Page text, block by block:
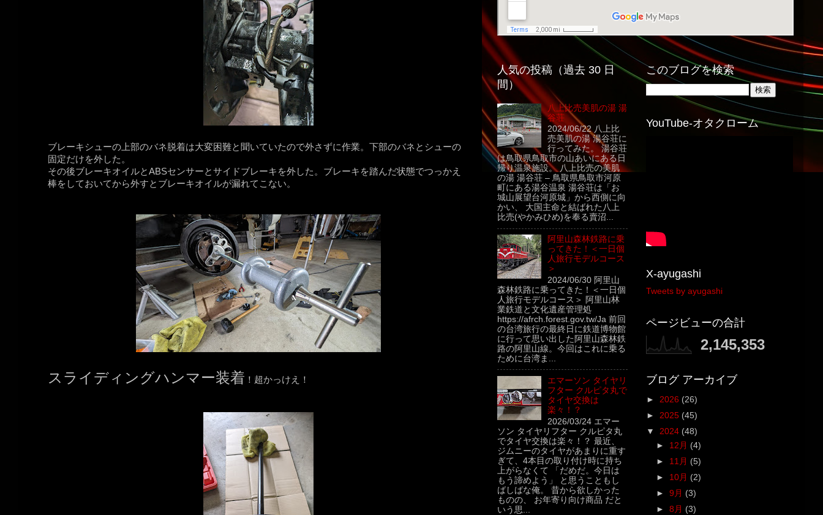
ブレーキシューの上部のバネ脱着は大変困難と聞いていたので外さずに作業。下部のバネとシューの
固定だけを外した。
その後ブレーキオイルとABSセンサーとサイドブレーキを外した。ブレーキを踏んだ状態でつっかえ
棒をしておいてから外すとブレーキオイルが漏れてこない。
スライディングハンマー装着 ！超かっけえ！
人気の投稿（過去 30 日
間）
八上比売美肌の湯 湯
谷荘
2024/06/22 八上比
売美肌の湯 湯谷荘に
行ってみた。 湯谷荘
は鳥取県鳥取市の山あいにある日
帰り温泉施設。 八上比売の美肌
の湯 湯谷荘 – 鳥取県鳥取市河原
町にある湯谷温泉 湯谷荘は「お
城山展望台河原城」から西側に向
かい、 大国主命と結ばれた八上
比売(やかみひめ)を奉る賣沼...
阿里山森林鉄路に乗
ってきた！＜一日個
人旅行モデルコース
＞
2024/06/30 阿里山
森林鉄路に乗ってきた！＜一日個
人旅行モデルコース＞ 阿里山林
業鉄道と文化遺産管理処
https://afrch.forest.gov.tw/Ja 前回
の台湾旅行の最終日に鉄道博物館
に行って思い出した阿里山森林鉄
路の阿里山線。今回はこれに乗る
ために台湾ま...
エマーソン タイヤリ
フター クルピタ丸で
タイヤ交換は
楽々！？
2026/03/24 エマー
ソン タイヤリフター クルピタ丸
でタイヤ交換は楽々！？ 最近、
ジムニーのタイヤがあまりに重す
ぎて、4本目の取り付け時に持ち
上がらなくて 「だめだ。今日は
もう諦めよう」 と思うこともし
ばしばな俺。 昔から欲しかった
ものの、 お年寄り向け商品 だと
いう思...
このブログを検索
YouTube-オタクローム
X-ayugashi
Tweets by ayugashi
ページビューの合計
2,145,353
ブログ アーカイブ
► 2026 (26)
► 2025 (45)
▼ 2024 (48)
► 12月 (4)
► 11月 (5)
► 10月 (2)
►9月 (3)
►8月 (3)